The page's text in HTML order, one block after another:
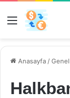
Menü
Anasayfa /Genel